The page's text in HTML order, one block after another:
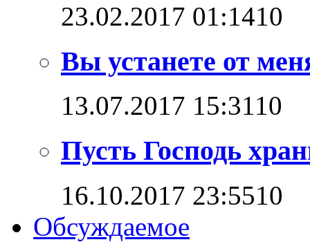
23.02.2017 01:1410
Вы устанете от
13.07.2017 15:3110
Пусть Господь
16.10.2017 23:5510
Обсуждаемое